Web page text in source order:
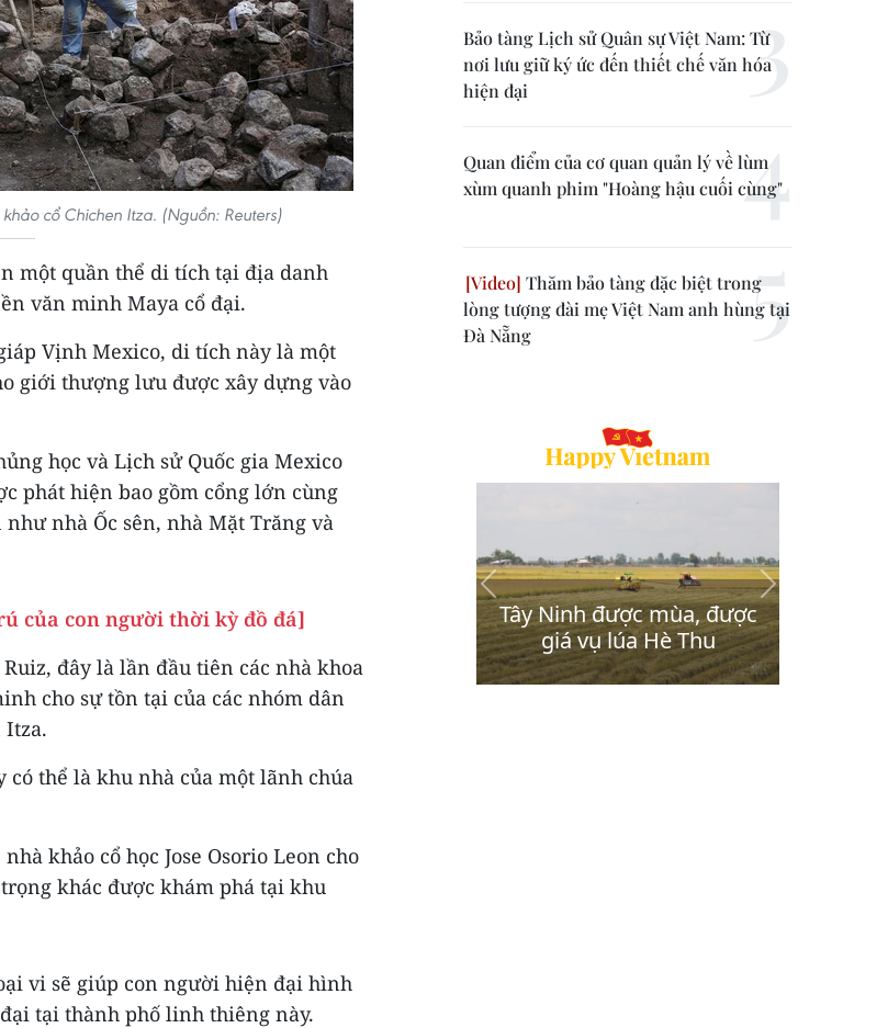
cổ Chichen Itza. (Nguồn: Reuters)
một quần thể di tích tại địa danh
văn minh Maya cổ đại.
Vịnh Mexico, di tích này là một
giới thượng lưu được xây dựng vào
học và Lịch sử Quốc gia Mexico
phát hiện bao gồm cổng lớn cùng
nhà Ốc sên, nhà Mặt Trăng và
của con người thời kỳ đồ đá]
đây là lần đầu tiên các nhà khoa
cho sự tồn tại của các nhóm dân
Itza.
thể là khu nhà của một lãnh chúa
khảo cổ học Jose Osorio Leon cho
khác được khám phá tại khu
vi sẽ giúp con người hiện đại hình
tại thành phố linh thiêng này.
Bảo tàng Lịch sử Quân sự Việt Nam: Từ
nơi lưu giữ ký ức đến thiết chế văn hóa
hiện đại
Quan điểm của cơ quan quản lý về lùm
xùm quanh phim "Hoàng hậu cuối cùng"
Thăm bảo tàng đặc biệt trong
lòng tượng đài mẹ Việt Nam anh hùng tại
Đà Nẵng